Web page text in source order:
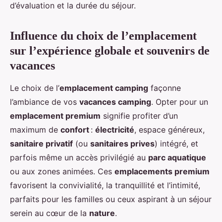
d’évaluation et la durée du séjour.
Influence du choix de l’emplacement
sur l’expérience globale et souvenirs de
vacances
Le choix de l’emplacement camping façonne
l’ambiance de vos vacances camping. Opter pour un
emplacement premium signifie profiter d’un
maximum de confort : électricité, espace généreux,
sanitaire privatif (ou sanitaires prives) intégré, et
parfois même un accès privilégié au parc aquatique
ou aux zones animées. Ces emplacements premium
favorisent la convivialité, la tranquillité et l’intimité,
parfaits pour les familles ou ceux aspirant à un séjour
serein au cœur de la nature.